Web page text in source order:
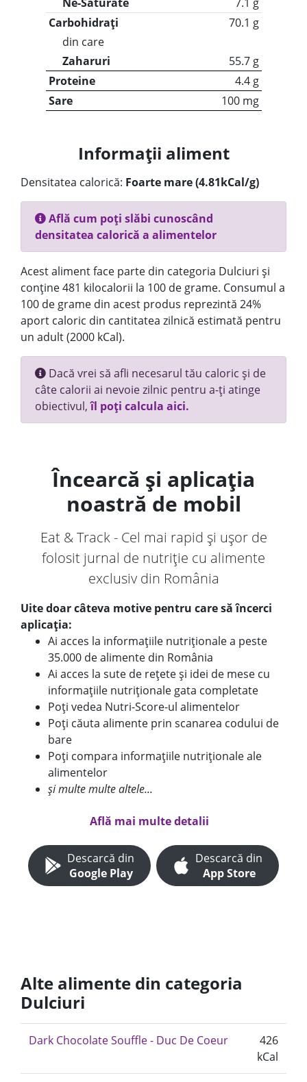
Carbohidrați
70.1 g
din care
Zaharuri
55.7 g
Proteine
4.4 g
Sare
100 mg
Informații aliment
Densitatea calorică: Foarte mare (4.81kCal/g)
Află cum poți slăbi cunoscând
densitatea calorică a alimentelor
Acest aliment face parte din categoria Dulciuri și
conține 481 kilocalorii la 100 de grame. Consumul a
100 de grame din acest produs reprezintă 24%
aport caloric din cantitatea zilnică estimată pentru
un adult (2000 kCal).
Dacă vrei să afli necesarul tău caloric și de
câte calorii ai nevoie zilnic pentru a-ți atinge
obiectivul,îl poți calcula aici.
Încearcă și aplicația
noastră de mobil
Eat & Track - Cel mai rapid și ușor de
folosit jurnal de nutriție cu alimente
exclusiv din România
Uite doar câteva motive pentru care să încerci
aplicația:
Ai acces la informațiile nutriționale a peste
35.000 de alimente din România
Ai acces la sute de rețete și idei de mese cu
informațiile nutriționale gata completate
Poți vedea Nutri-Score-ul alimentelor
Poți căuta alimente prin scanarea codului de
bare
Poți compara informațiile nutriționale ale
alimentelor
și multe multe altele...
Află mai multe detalii
Descarcă din
Google Play
Descarcă din
App Store
Alte alimente din categoria
Dulciuri
Dark Chocolate Souffle - Duc De Coeur
426
kCal